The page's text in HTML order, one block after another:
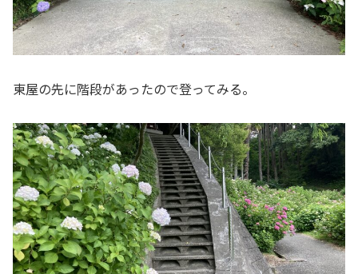
東屋の先に階段があったので登ってみる。